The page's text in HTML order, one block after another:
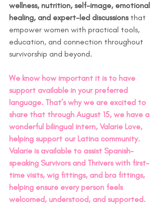
wellness, nutrition, self-image, emotional
healing, and expert-led discussions that
empower women with practical tools,
education, and connection throughout
survivorship and beyond.
We know how important it is to have
support available in your preferred
language. That’s why we are excited to
share that through August 15, we have a
wonderful bilingual intern, Valarie Love,
helping support our Latina community.
Valarie is available to assist Spanish-
speaking Survivors and Thrivers with first-
time visits, wig fittings, and bra fittings,
helping ensure every person feels
welcomed, understood, and supported.